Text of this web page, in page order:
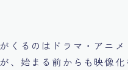
くるのはドラマ・アニ
、始まる前からも映像化